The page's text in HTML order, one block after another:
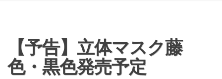
【予告】立体マスク藤
色・黒色発売予定